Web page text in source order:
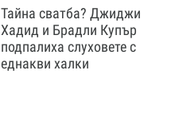
Тайна сватба? Джиджи
Хадид и Брадли Купър
подпалиха слуховете с
еднакви халки